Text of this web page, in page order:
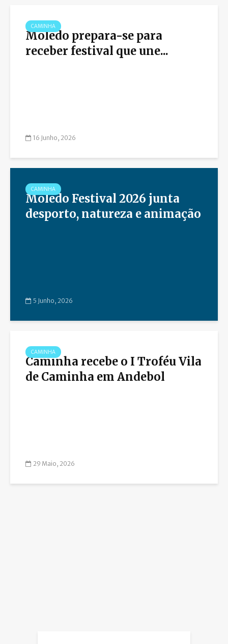
CAMINHA
Moledo prepara-se para
receber festival que une...
16 Junho, 2026
CAMINHA
Moledo Festival 2026 junta
desporto, natureza e animação
5 Junho, 2026
CAMINHA
Caminha recebe o I Troféu Vila
de Caminha em Andebol
29 Maio, 2026